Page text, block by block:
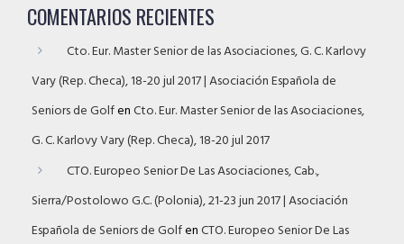
COMENTARIOS RECIENTES
Cto. Eur. Master Senior de las Asociaciones, G. C. Karlovy
Vary (Rep. Checa), 18-20 jul 2017 | Asociación Española de
Seniors de GolfenCto. Eur. Master Senior de las Asociaciones,
G. C. Karlovy Vary (Rep. Checa), 18-20 jul 2017
CTO. Europeo Senior De Las Asociaciones, Cab.,
Sierra/Postolowo G.C. (Polonia), 21-23 jun 2017 | Asociación
Española de Seniors de GolfenCTO. Europeo Senior De Las